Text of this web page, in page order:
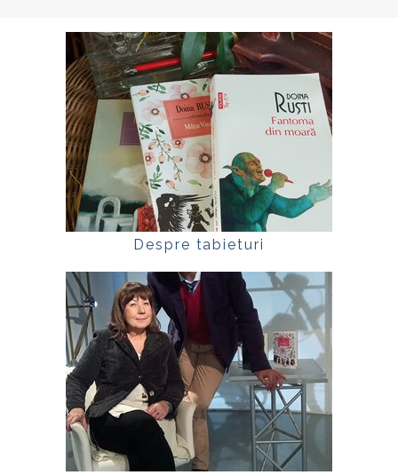
Despre tabieturi